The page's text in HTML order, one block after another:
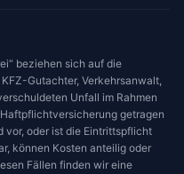
beziehen sich auf die
Gutachter, Verkehrsanwalt,
Unfall im Rahmen
getragen
oder ist die Eintrittspflicht
können Kosten anteilig oder
Fällen finden wir eine